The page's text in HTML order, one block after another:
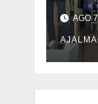
35AGO